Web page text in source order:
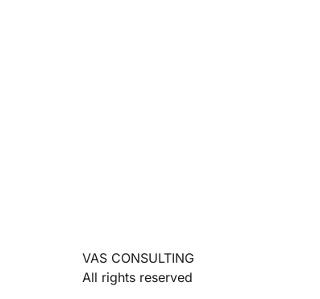
VAS CONSULTING
All rights reserved